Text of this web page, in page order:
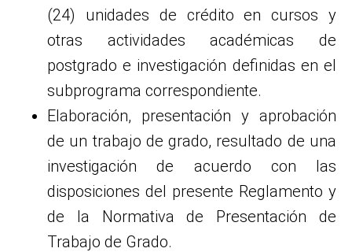
(24) unidades de crédito en cursos y
otras actividades académicas de
postgrado e investigación definidas en el
subprograma correspondiente.
Elaboración, presentación y aprobación
de un trabajo de grado, resultado de una
investigación de acuerdo con las
disposiciones del presente Reglamento y
de la Normativa de Presentación de
Trabajo de Grado.